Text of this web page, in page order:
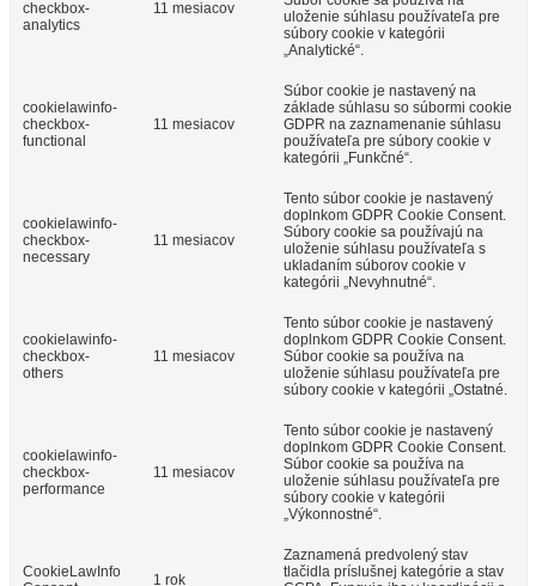
checkbox-
analytics
11 mesiacov
uloženie súhlasu používateľa pre
súbory cookie v kategórii
„Analytické“.
cookielawinfo-
checkbox-
functional
11 mesiacov
Súbor cookie je nastavený na
základe súhlasu so súbormi cookie
GDPR na zaznamenanie súhlasu
používateľa pre súbory cookie v
kategórii „Funkčné“.
cookielawinfo-
checkbox-
necessary
11 mesiacov
Tento súbor cookie je nastavený
doplnkom GDPR Cookie Consent.
Súbory cookie sa používajú na
uloženie súhlasu používateľa s
ukladaním súborov cookie v
kategórii „Nevyhnutné“.
cookielawinfo-
checkbox-
others
11 mesiacov
Tento súbor cookie je nastavený
doplnkom GDPR Cookie Consent.
Súbor cookie sa používa na
uloženie súhlasu používateľa pre
súbory cookie v kategórii „Ostatné.
cookielawinfo-
checkbox-
performance
11 mesiacov
Tento súbor cookie je nastavený
doplnkom GDPR Cookie Consent.
Súbor cookie sa používa na
uloženie súhlasu používateľa pre
súbory cookie v kategórii
„Výkonnostné“.
CookieLawInfo
1 rok
Zaznamená predvolený stav
tlačidla príslušnej kategórie a stav